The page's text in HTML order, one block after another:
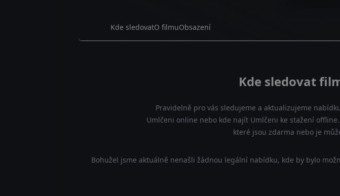
Kde sledovatO filmuObsazení
Kde sledovat
Pravidelně pro vás sledujeme a aktualizujeme
Umlčeni online nebo kde najít Umlčeni ke stažení
které jsou zdarma nebo je
Bohužel jsme aktuálně nenašli žádnou legální nabídku, kde by bylo